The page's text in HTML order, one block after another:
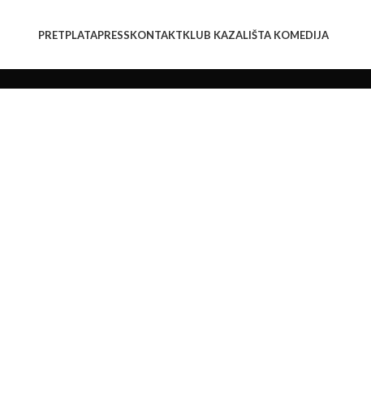
PRETPLATAPRESSKONTAKTKLUB KAZALIŠTA KOMEDIJA